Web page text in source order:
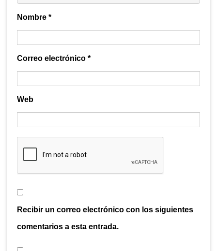
Nombre *
Correo electrónico *
Web
Recibir un correo electrónico con los siguientes
comentarios a esta entrada.